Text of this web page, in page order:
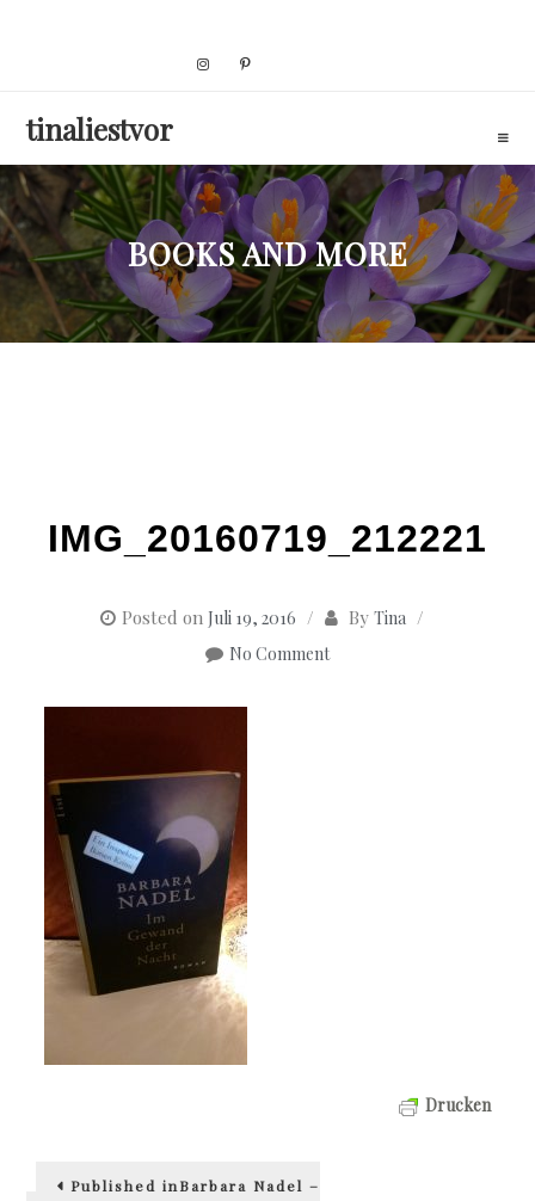
tinaliestvor
BOOKS AND MORE
IMG_20160719_212221
Posted on Juli 19, 2016 By Tina
No Comment
Drucken
Beitragsnavigation
Published inBarbara Nadel –